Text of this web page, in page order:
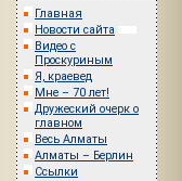
Главная
Новости сайта
Видео с
Проскуриным
Я, краевед
Мне – 70 лет!
Дружеский очерк о
главном
Весь Алматы
Алматы – Берлин
Ссылки